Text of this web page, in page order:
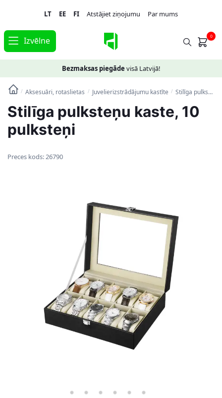
navigation
content
LT EE FI Atstājiet ziņojumu Par mums
Izvēlne 0
Bezmaksas piegāde visā Latvijā!
/ Aksesuāri, rotaslietas / Juvelierizstrādājumu kastīte / Stilīga pulksteņu kaste, 10 pulksteņi
Stilīga pulksteņu kaste, 10
pulksteņi
Preces kods:26790